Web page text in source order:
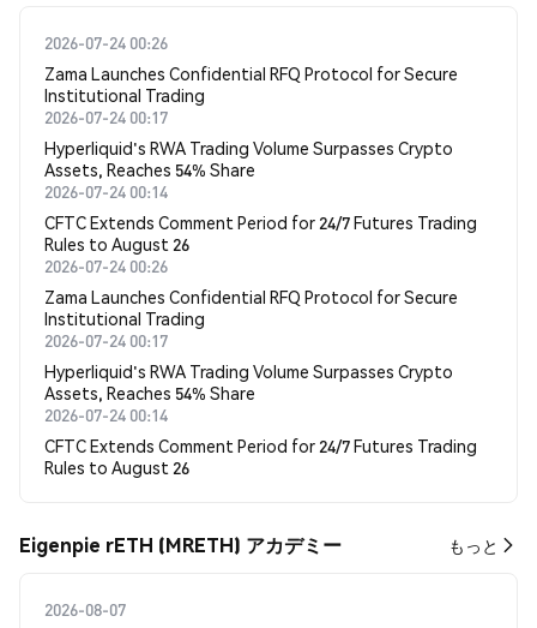
2026-07-24 00:26
Zama Launches Confidential RFQ Protocol for Secure
Institutional Trading
2026-07-24 00:17
Hyperliquid's RWA Trading Volume Surpasses Crypto
Assets, Reaches 54% Share
2026-07-24 00:14
CFTC Extends Comment Period for 24/7 Futures Trading
Rules to August 26
2026-07-24 00:26
Zama Launches Confidential RFQ Protocol for Secure
Institutional Trading
2026-07-24 00:17
Hyperliquid's RWA Trading Volume Surpasses Crypto
Assets, Reaches 54% Share
2026-07-24 00:14
CFTC Extends Comment Period for 24/7 Futures Trading
Rules to August 26
Eigenpie rETH (MRETH) アカデミー もっと
2026-08-07